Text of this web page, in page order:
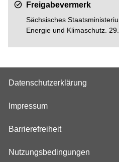
Freigabevermerk
Sächsisches
Energie und Klimaschutz.
Datenschutzerklärung
Impressum
Barrierefreiheit
Nutzungsbedingungen